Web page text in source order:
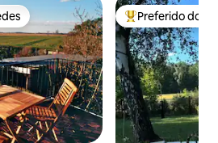
dos hóspedes Entre os
Preferido dos